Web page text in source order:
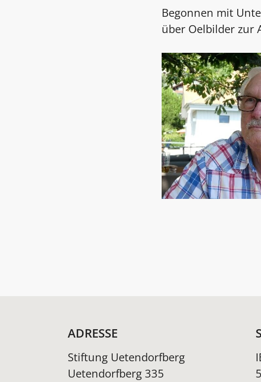
Begonnen mit
über Oelbilder zur
ADRESSE
Stiftung Uetendorfberg
Uetendorfberg 335